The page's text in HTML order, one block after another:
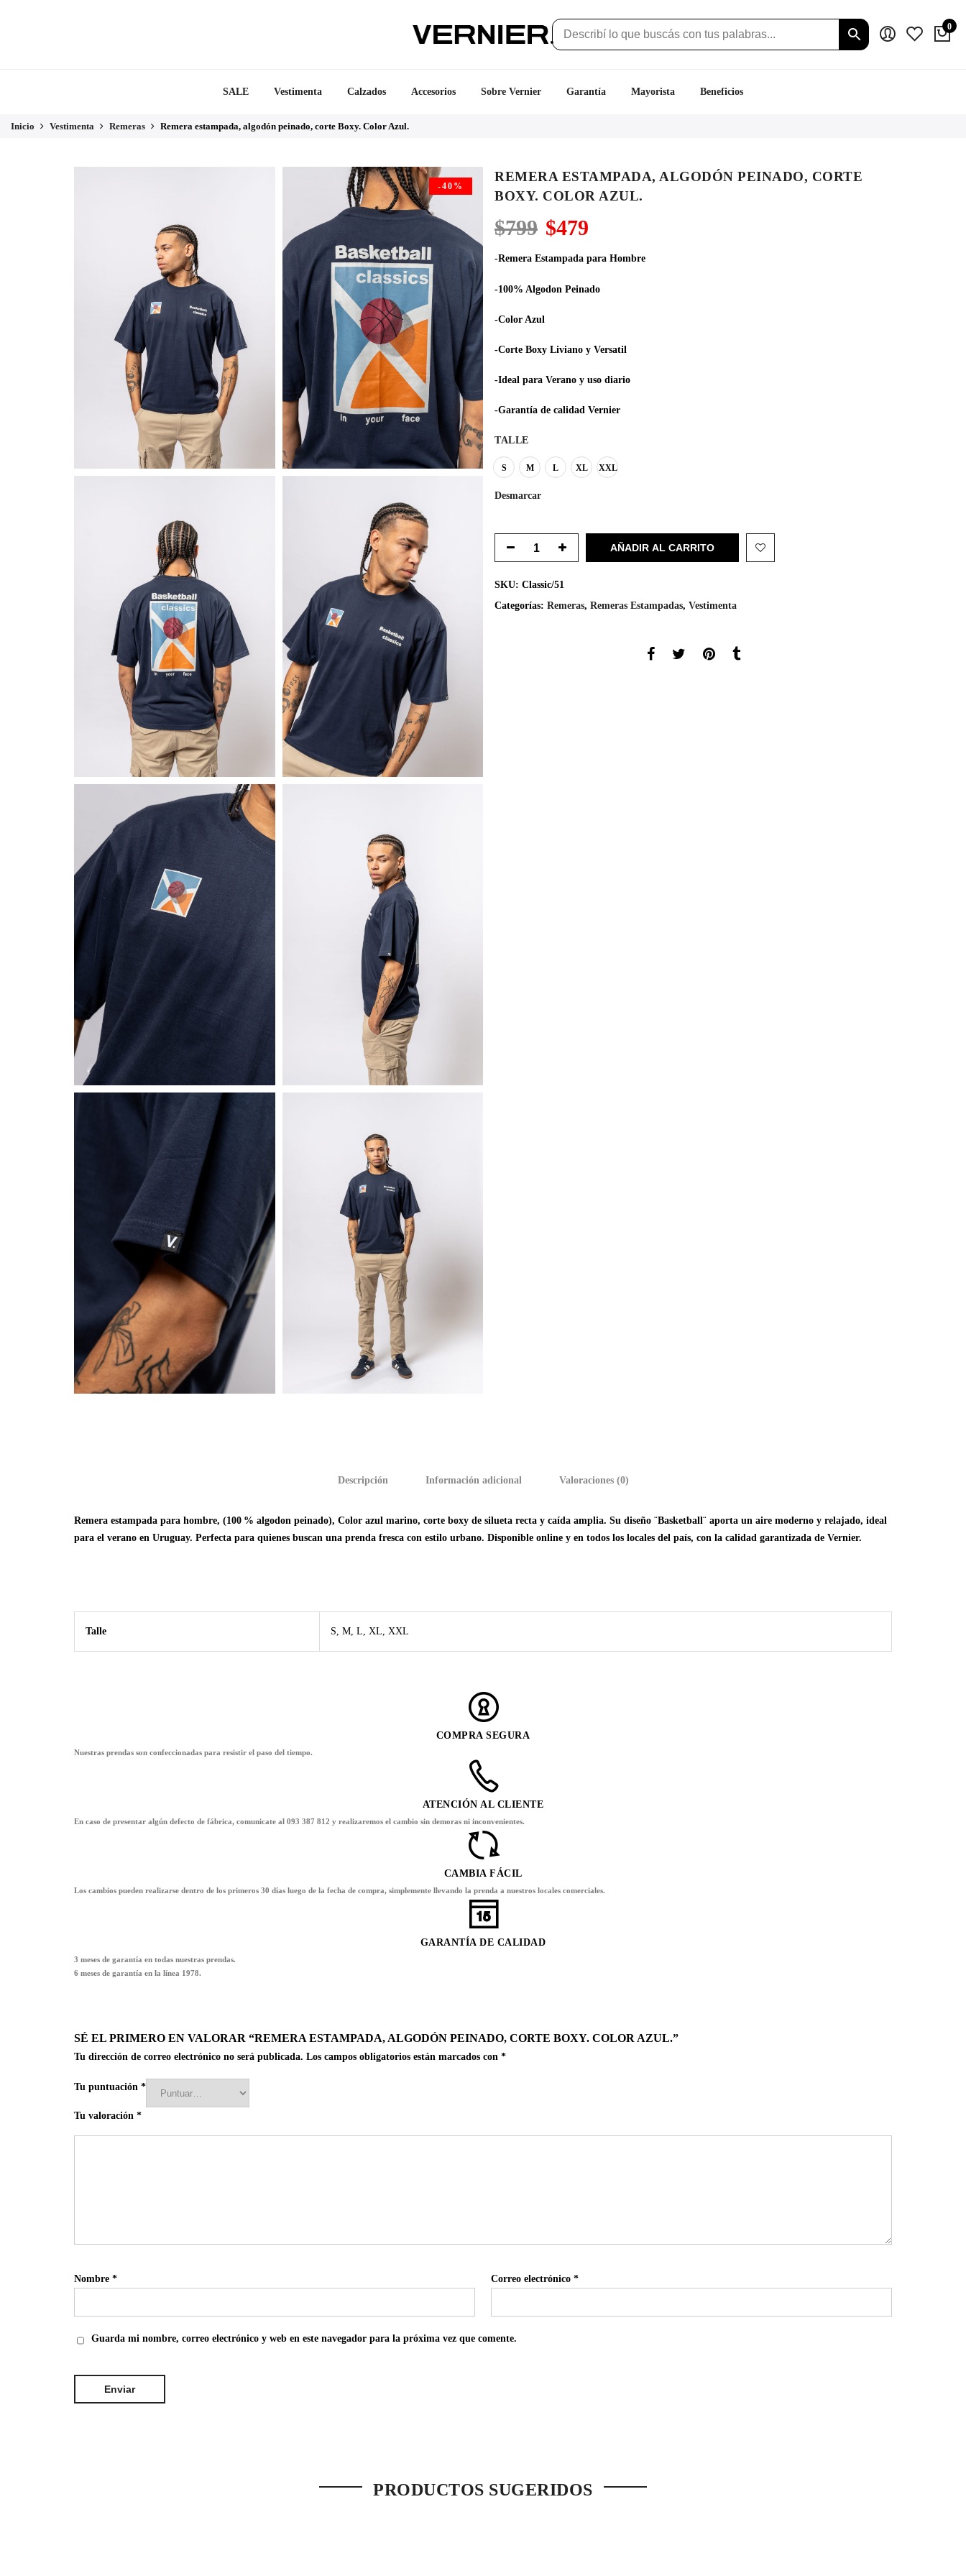
0
SALE Vestimenta Calzados Accesorios Sobre Vernier Garantía Mayorista Beneficios
Inicio Vestimenta Remeras Remera estampada, algodón peinado, corte Boxy. Color Azul.
-40%
REMERA ESTAMPADA, ALGODÓN PEINADO, CORTE
BOXY. COLOR AZUL.
$799 El
precio
original
$799.
$479
actual
$479.
-Remera Estampada para Hombre
-100% Algodon Peinado
-Color Azul
-Corte Boxy Liviano y Versatil
-Ideal para Verano y uso diario
-Garantía de calidad Vernier
TALLE
S M L XL XXL
Desmarcar
AÑADIR AL CARRITO
SKU: Classic/51
Categorías: Remeras, Remeras Estampadas, Vestimenta
Descripción Información adicional Valoraciones (0)
Remera estampada para hombre, (100 % algodon peinado), Color azul marino, corte boxy de silueta recta y caída amplia. Su diseño ¨Basketball¨ aporta un aire moderno y relajado, ideal
para el verano en Uruguay. Perfecta para quienes buscan una prenda fresca con estilo urbano. Disponible online y en todos los locales del país, con la calidad garantizada de Vernier.
Talle S, M, L, XL, XXL
COMPRA SEGURA
Nuestras prendas son confeccionadas para resistir el paso del tiempo.
ATENCIÓN AL CLIENTE
En caso de presentar algún defecto de fábrica, comunicate al 093 387 812 y realizaremos el cambio sin demoras ni inconvenientes.
CAMBIA FÁCIL
Los cambios pueden realizarse dentro de los primeros 30 días luego de la fecha de compra, simplemente llevando la prenda a nuestros locales comerciales.
GARANTÍA DE CALIDAD
3 meses de garantía en todas nuestras prendas.
6 meses de garantía en la línea 1978.
SÉ EL PRIMERO EN VALORAR “REMERA ESTAMPADA, ALGODÓN PEINADO, CORTE BOXY. COLOR AZUL.”
Tu dirección de correo electrónico no será publicada. Los campos obligatorios están marcados con *
Tu puntuación *
Tu valoración *
Nombre * Correo electrónico*
Guarda mi nombre, correo electrónico y web en este navegador para la próxima vez que comente.
PRODUCTOS SUGERIDOS